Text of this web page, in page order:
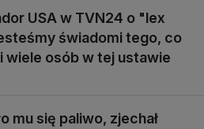
USA w TVN24 o "lex
świadomi tego, co
wiele osób w tej ustawie
mu się paliwo, zjechał